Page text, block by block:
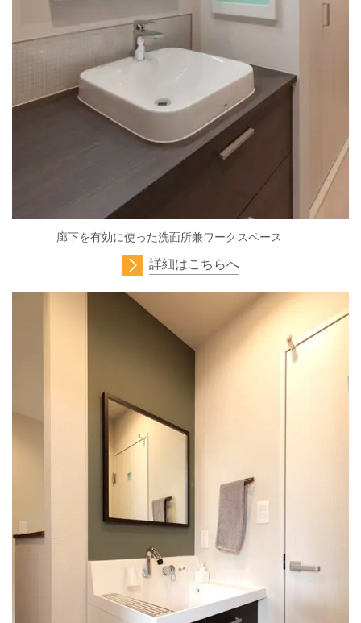
廊下を有効に使った洗面所兼ワークスペース
詳細はこちらへ